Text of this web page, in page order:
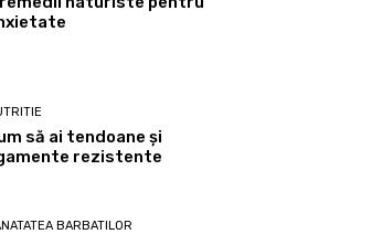
să ai tendoane şi
rezistente
BARBATILOR